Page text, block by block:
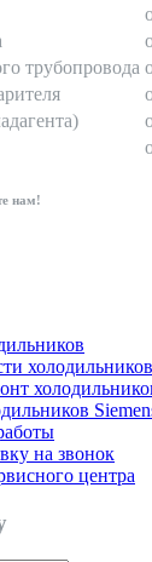
трубопровода
нам!
на звонок
центра